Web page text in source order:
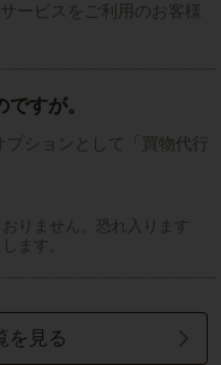
ービスをご利用のお客様
すが。
ションとして「買物代行
りません。恐れ入ります
ます。
を見る